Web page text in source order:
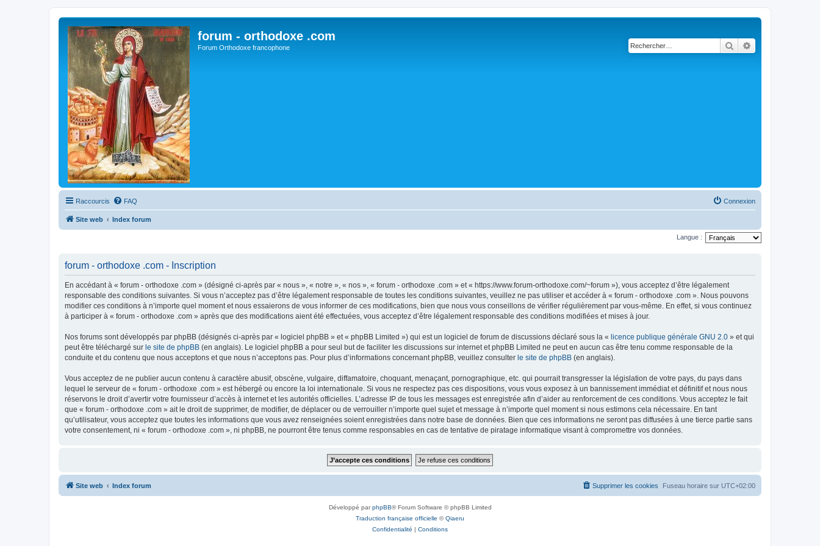
forum - orthodoxe .com
Forum Orthodoxe francophone Rechercher
Raccourcis FAQ Connexion
Site web Index forum
Langue :
forum - orthodoxe .com - Inscription
En accédant à « forum - orthodoxe .com » (désigné ci-après par « nous », « notre », « nos », « forum - orthodoxe .com » et « https://www.forum-orthodoxe.com/~forum »), vous acceptez d’être légalement
responsable des conditions suivantes. Si vous n’acceptez pas d’être légalement responsable de toutes les conditions suivantes, veuillez ne pas utiliser et accéder à « forum - orthodoxe .com ». Nous pouvons
modifier ces conditions à n’importe quel moment et nous essaierons de vous informer de ces modifications, bien que nous vous conseillons de vérifier régulièrement par vous-même. En effet, si vous continuez
à participer à « forum - orthodoxe .com » après que des modifications aient été effectuées, vous acceptez d’être légalement responsable des conditions modifiées et mises à jour.
Nos forums sont développés par phpBB (désignés ci-après par « logiciel phpBB » et « phpBB Limited ») qui est un logiciel de forum de discussions déclaré sous la « licence publique générale GNU 2.0 » et qui
peut être téléchargé sur le site de phpBB (en anglais). Le logiciel phpBB a pour seul but de faciliter les discussions sur internet et phpBB Limited ne peut en aucun cas être tenu comme responsable de la
conduite et du contenu que nous acceptons et que nous n’acceptons pas. Pour plus d’informations concernant phpBB, veuillez consulter le site de phpBB (en anglais).
Vous acceptez de ne publier aucun contenu à caractère abusif, obscène, vulgaire, diffamatoire, choquant, menaçant, pornographique, etc. qui pourrait transgresser la législation de votre pays, du pays dans
lequel le serveur de « forum - orthodoxe .com » est hébergé ou encore la loi internationale. Si vous ne respectez pas ces dispositions, vous vous exposez à un bannissement immédiat et définitif et nous nous
réservons le droit d’avertir votre fournisseur d’accès à internet et les autorités officielles. L’adresse IP de tous les messages est enregistrée afin d’aider au renforcement de ces conditions. Vous acceptez le fait
que « forum - orthodoxe .com » ait le droit de supprimer, de modifier, de déplacer ou de verrouiller n’importe quel sujet et message à n’importe quel moment si nous estimons cela nécessaire. En tant
qu’utilisateur, vous acceptez que toutes les informations que vous avez renseignées soient enregistrées dans notre base de données. Bien que ces informations ne seront pas diffusées à une tierce partie sans
votre consentement, ni « forum - orthodoxe .com », ni phpBB, ne pourront être tenus comme responsables en cas de tentative de piratage informatique visant à compromettre vos données.
Site web Index forum Fuseau horaire sur UTC+02:00
Supprimer les cookies
Développé parphpBB® Forum Software © phpBB Limited
Traduction française officielle ©Qiaeru
Confidentialité | Conditions